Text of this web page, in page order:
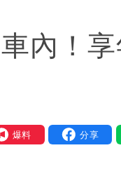
車內！
爆料